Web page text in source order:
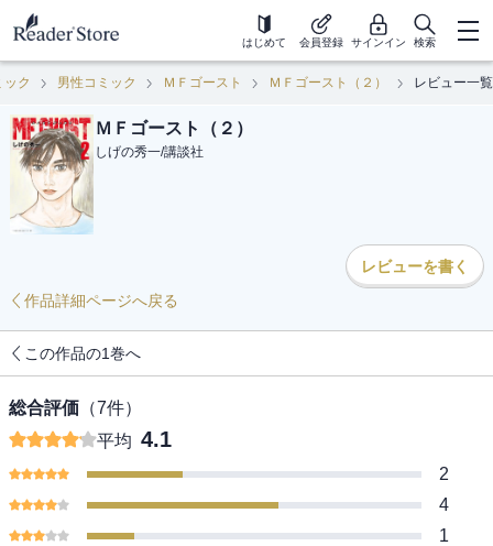
はじめて 会員登録 サインイン 検索
ック 男性コミック ＭＦゴースト ＭＦゴースト（２） レビュー一覧
ＭＦゴースト（２）
しげの秀一/講談社
レビューを書く
作品詳細ページへ戻る
この作品の1巻へ
総合評価 （7件）
平均 4.1
2
4
1